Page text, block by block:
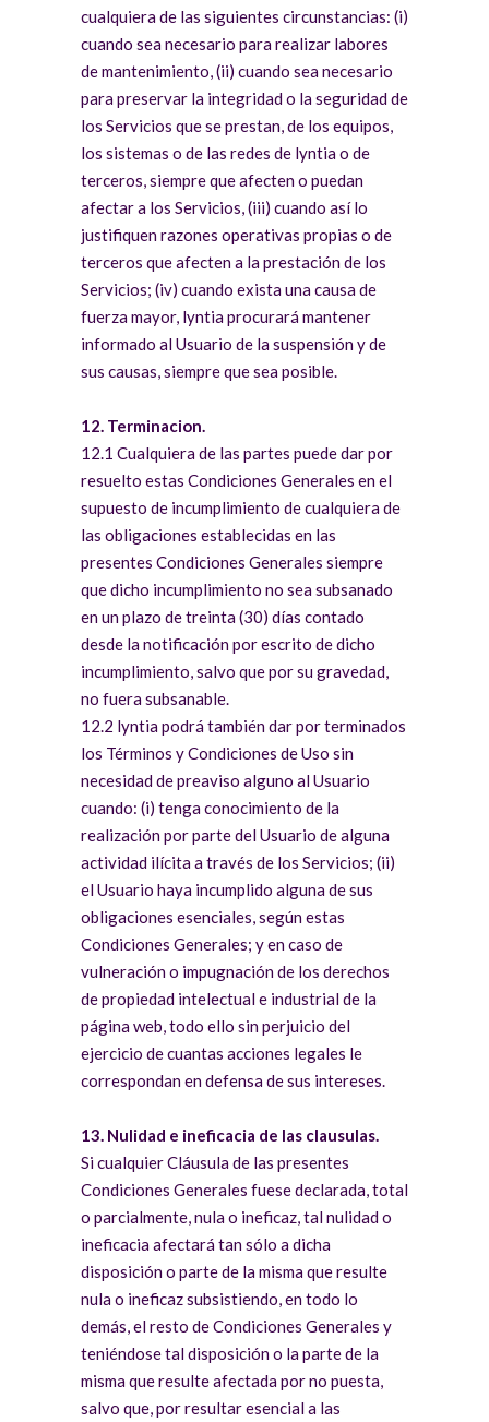
cualquiera de las siguientes circunstancias: (i)
cuando sea necesario para realizar labores
de mantenimiento, (ii) cuando sea necesario
para preservar la integridad o la seguridad de
los Servicios que se prestan, de los equipos,
los sistemas o de las redes de lyntia o de
terceros, siempre que afecten o puedan
afectar a los Servicios, (iii) cuando así lo
justifiquen razones operativas propias o de
terceros que afecten a la prestación de los
Servicios; (iv) cuando exista una causa de
fuerza mayor, lyntia procurará mantener
informado al Usuario de la suspensión y de
sus causas, siempre que sea posible.
12. Terminacion.
12.1 Cualquiera de las partes puede dar por
resuelto estas Condiciones Generales en el
supuesto de incumplimiento de cualquiera de
las obligaciones establecidas en las
presentes Condiciones Generales siempre
que dicho incumplimiento no sea subsanado
en un plazo de treinta (30) días contado
desde la notificación por escrito de dicho
incumplimiento, salvo que por su gravedad,
no fuera subsanable.
12.2 lyntia podrá también dar por terminados
los Términos y Condiciones de Uso sin
necesidad de preaviso alguno al Usuario
cuando: (i) tenga conocimiento de la
realización por parte del Usuario de alguna
actividad ilícita a través de los Servicios; (ii)
el Usuario haya incumplido alguna de sus
obligaciones esenciales, según estas
Condiciones Generales; y en caso de
vulneración o impugnación de los derechos
de propiedad intelectual e industrial de la
página web, todo ello sin perjuicio del
ejercicio de cuantas acciones legales le
correspondan en defensa de sus intereses.
13. Nulidad e ineficacia de las clausulas.
Si cualquier Cláusula de las presentes
Condiciones Generales fuese declarada, total
o parcialmente, nula o ineficaz, tal nulidad o
ineficacia afectará tan sólo a dicha
disposición o parte de la misma que resulte
nula o ineficaz subsistiendo, en todo lo
demás, el resto de Condiciones Generales y
teniéndose tal disposición o la parte de la
misma que resulte afectada por no puesta,
salvo que, por resultar esencial a las